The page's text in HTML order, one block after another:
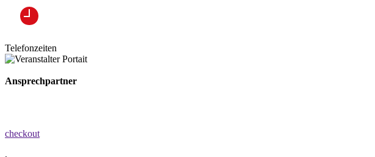
Telefonzeiten
Ansprechpartner
checkout
,